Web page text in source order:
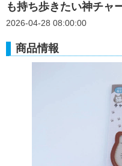
も持ち歩きたい神チャ
2026-04-28 08:00:00
商品情報